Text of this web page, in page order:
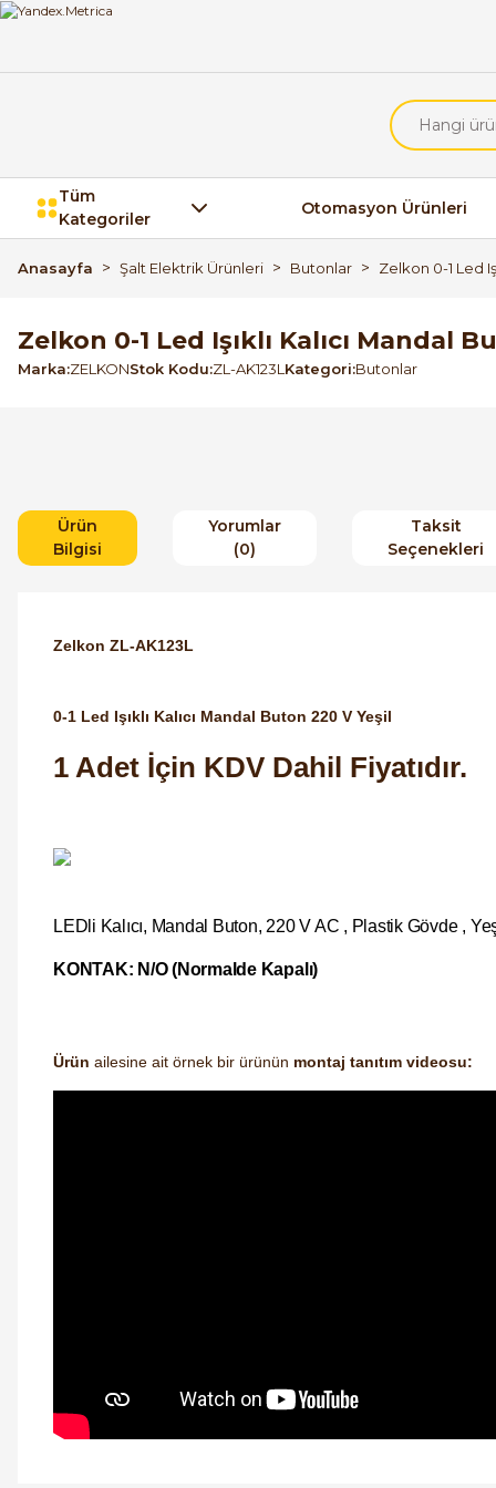
Tüm
Kategoriler
Otomasyon Ürünleri
Anasayfa Şalt Elektrik Ürünleri Butonlar Zelkon 0-1 Led
Zelkon 0-1 Led Işıklı Kalıcı Mandal
Marka ZELKONStok Kodu ZL-AK123L Kategori Butonlar
Ürün
Bilgisi
Yorumlar
(0)
Taksit
Seçenekleri
Zelkon ZL-AK123L
0-1 Led Işıklı Kalıcı Mandal Buton 220 V Yeşil
1 Adet İçin KDV Dahil Fiyatıdır.
LEDli Kalıcı, Mandal Buton, 220 V AC , Plastik Gövde ,
KONTAK: N/O (Normalde Kapalı)
Ürün ailesine ait örnek bir ürünün montaj tanıtım videosu: